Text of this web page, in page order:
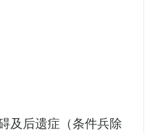
及后遗症（条件兵除